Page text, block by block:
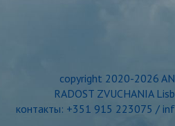
copyright 2020-2026
RADOST ZVUCHANIA
контакты: +351 915 223075 /